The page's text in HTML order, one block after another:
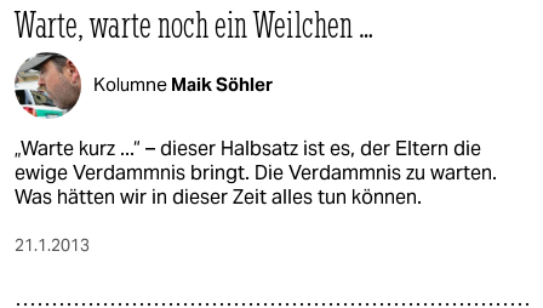
Warte, warte noch ein Weilchen …
Kolumne Maik Söhler
„Warte kurz ...“ – dieser Halbsatz ist es, der Eltern die
ewige Verdammnis bringt. Die Verdammnis zu warten.
Was hätten wir in dieser Zeit alles tun können.
21.1.2013